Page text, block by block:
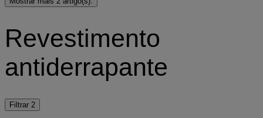
Revestimento
antiderrapante
Filtrar 2